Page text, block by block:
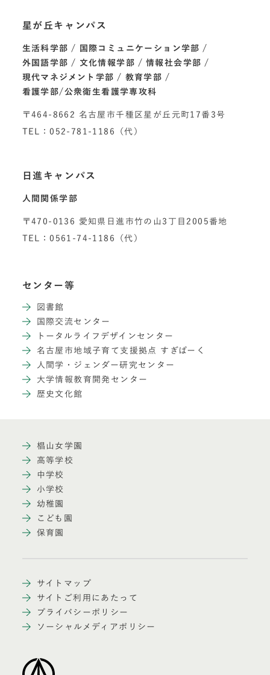
星が丘キャンパス
生活科学部
国際コミュニケーション学部
外国語学部
文化情報学部
情報社会学部
現代マネジメント学部
教育学部
看護学部/公衆衛生看護学専攻科
〒464-8662 名古屋市千種区星が丘元町17番3号
TEL：052-781-1186（代）
日進キャンパス
人間関係学部
〒470-0136 愛知県日進市竹の山3丁目2005番地
TEL：0561-74-1186（代）
センター等
図書館
国際交流センター
トータルライフデザインセンター
名古屋市地域子育て支援拠点 すぎぱーく
人間学・ジェンダー研究センター
大学情報教育開発センター
歴史文化館
椙山女学園
高等学校
中学校
小学校
幼稚園
こども園
保育園
サイトマップ
サイトご利用にあたって
プライバシーポリシー
ソーシャルメディアポリシー